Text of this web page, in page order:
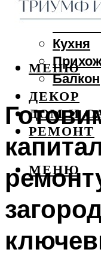
Кухня
Балкон
ДЕКОР
ДОМ И
РЕМОНТ
МЕНЮ
МЕНЮ